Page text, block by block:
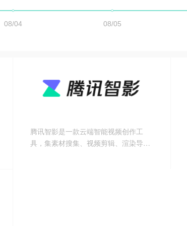
腾讯智影是一款云端智能视频创作工
具，集素材搜集、视频剪辑、渲染导出